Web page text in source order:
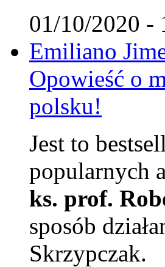
01/10/2020 -
Emiliano
Opowieść o
polsku!
Jest to
popularnych
ks. prof.
sposób
Skrzypczak.